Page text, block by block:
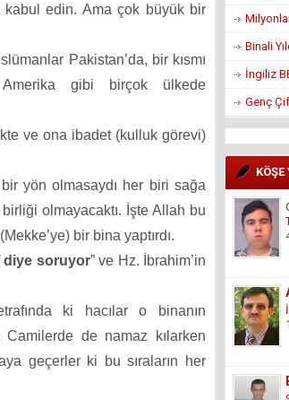
kabul edin. Ama çok büyük bir
Pakistan’da, bir kısmı
Amerika gibi birçok ülkede
ve ona ibadet (kulluk görevi)
yön olmasaydı her biri sağa
olmayacaktı. İşte Allah bu
bir bina yaptırdı.
diye soruyor” ve Hz. İbrahim’in
ki hacılar o binanın
de namaz kılarken
geçerler ki bu sıraların her
Binali
İngiliz
Genç